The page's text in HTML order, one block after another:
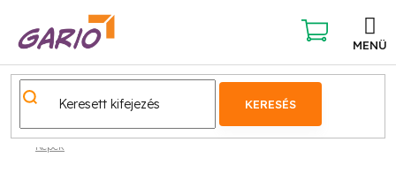
KERESÉS
KOSÁR
Képek